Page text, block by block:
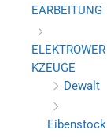
EARBEITUNG
ELEKTROWER
KZEUGE
Dewalt
Eibenstock